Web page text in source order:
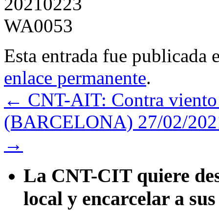
Esta entrada fue publicada
enlace permanente.
← CNT-AIT: Contra
(BARCELONA) 27/02/
→
La CNT-CIT quiere
local y encarcelar a